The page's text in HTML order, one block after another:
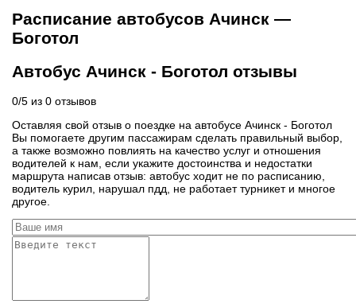
Расписание автобусов Ачинск —
Боготол
Автобус Ачинск - Боготол отзывы
0/5 из 0 отзывов
Оставляя свой отзыв о поездке на автобусе Ачинск - Боготол
Вы помогаете другим пассажирам сделать правильный выбор,
а также возможно повлиять на качество услуг и отношения
водителей к нам, если укажите достоинства и недостатки
маршрута написав отзыв: автобус ходит не по расписанию,
водитель курил, нарушал пдд, не работает турникет и многое
другое.